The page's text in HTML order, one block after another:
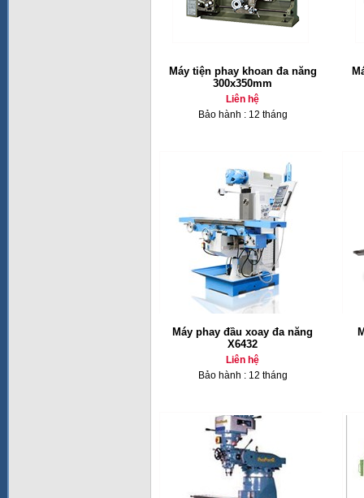
Máy tiện phay khoan đa năng
300x350mm
Liên hệ
Bảo hành : 12 tháng
Máy phay đầu xoay đa năng
X6432
Liên hệ
Bảo hành : 12 tháng